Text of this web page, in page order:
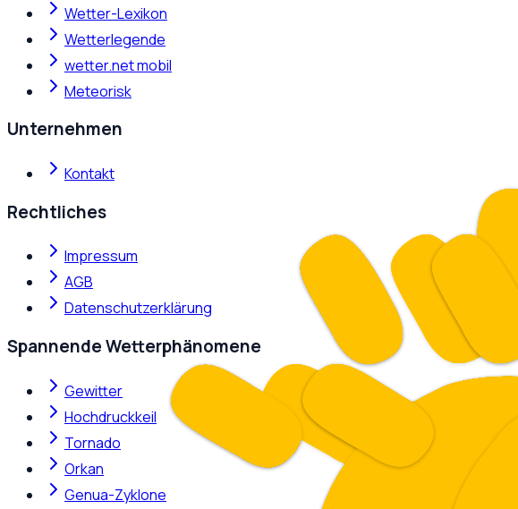
Wetter-Lexikon
Wetterlegende
wetter.net mobil
Meteorisk
Unternehmen
Kontakt
Rechtliches
Impressum
AGB
Datenschutzerklärung
Spannende Wetterphänomene
Gewitter
Hochdruckkeil
Tornado
Orkan
Genua-Zyklone